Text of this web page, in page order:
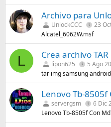
Archivo para
UnlockCCC 23
Alcatel_6062W.msf
L Crea archivo
lipon625 5 Ago
tar img samsung android
Lenovo Tb-8505f
servergsm 6 Dic
Lenovo Tb-8505f Con